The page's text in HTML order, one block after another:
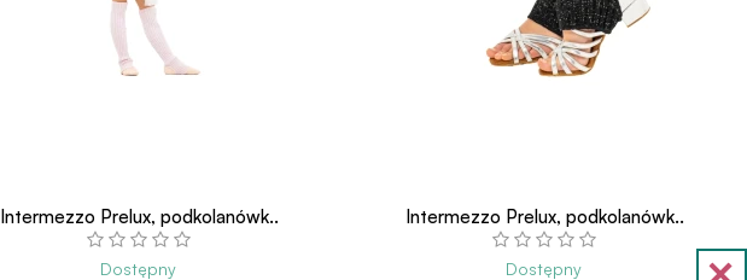
Intermezzo Prelux, podkolanówk..
Dostępny
Intermezzo Prelux, podkolanówk..
Dostępny